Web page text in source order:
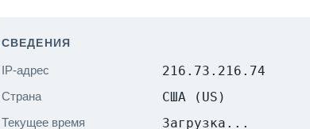
СВЕДЕНИЯ
IP-адрес 216.73.216.74
Страна США (US)
Текущее время Загрузка...